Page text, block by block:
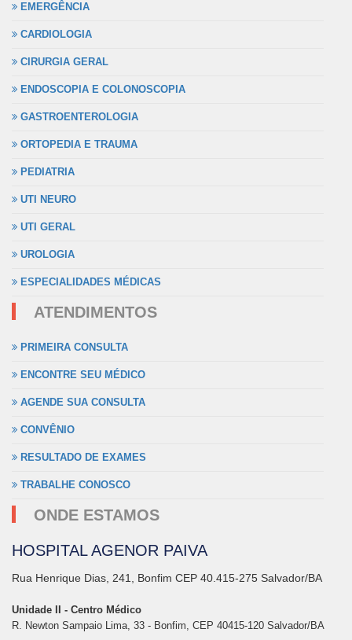
EMERGÊNCIA
CARDIOLOGIA
CIRURGIA GERAL
ENDOSCOPIA E COLONOSCOPIA
GASTROENTEROLOGIA
ORTOPEDIA E TRAUMA
PEDIATRIA
UTI NEURO
UTI GERAL
UROLOGIA
ESPECIALIDADES MÉDICAS
ATENDIMENTOS
PRIMEIRA CONSULTA
ENCONTRE SEU MÉDICO
AGENDE SUA CONSULTA
CONVÊNIO
RESULTADO DE EXAMES
TRABALHE CONOSCO
ONDE ESTAMOS
HOSPITAL AGENOR PAIVA
Rua Henrique Dias, 241, Bonfim CEP 40.415-275 Salvador/BA
Unidade II - Centro Médico
R. Newton Sampaio Lima, 33 - Bonfim, CEP 40415-120 Salvador/BA